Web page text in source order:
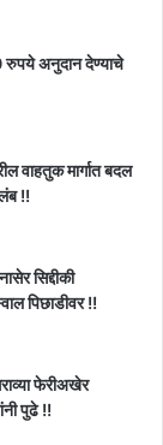
रुपये अनुदान देण्याचे
वाहतुक मार्गात बदल
!!
सिद्दीकी
पिछाडीवर !!
फेरीअखेर
पुढे !!